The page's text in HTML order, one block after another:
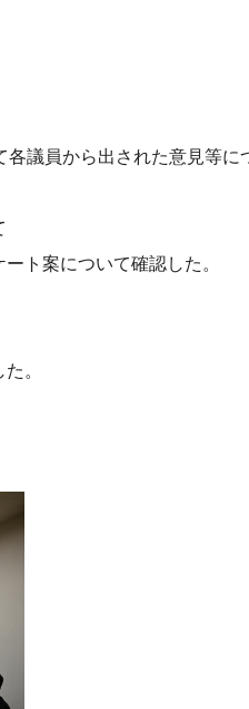
員から出された意見等に
案について確認した。
。